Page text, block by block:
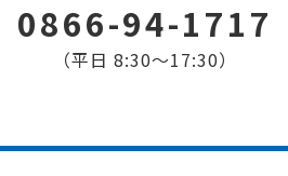
0866-94-1717
（平日 8:30〜17:30）